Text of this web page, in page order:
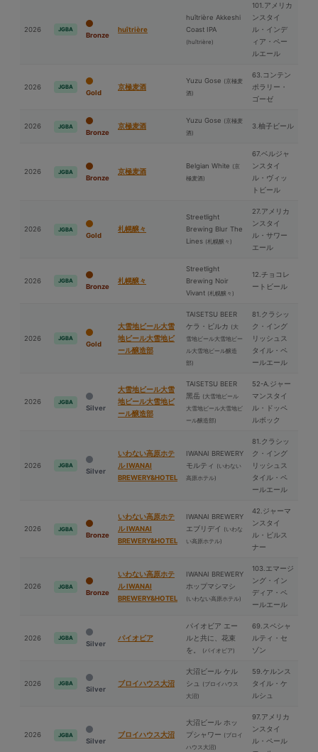
2026 JGBA
Bronze
huîtrière
huîtrière Akkeshi
Coast IPA
(huîtrière)
101.アメリカ
ンスタイ
ル・インデ
ィア・ペー
ルエール
2026 JGBA
Gold
京極⻨酒
Yuzu Gose (京極⻨
酒)
63.コンテン
ポラリー・
ゴーゼ
2026 JGBA
Bronze
京極⻨酒
Yuzu Gose (京極⻨
酒)
3.柚子ビール
2026 JGBA
Bronze
京極⻨酒
Belgian White (京
極⻨酒)
67.ベルジャ
ンスタイ
ル・ヴィッ
トビール
2026 JGBA
Gold
札幌醸々
Streetlight
Brewing Blur The
Lines (札幌醸々)
27.アメリカ
ンスタイ
ル・サワー
エール
2026 JGBA
Bronze
札幌醸々
Streetlight
Brewing Noir
Vivant (札幌醸々)
12.チョコレ
ートビール
2026 JGBA
Gold
⼤雪地ビール⼤雪
地ビール⼤雪地ビ
ール醸造部
TAISETSU BEER
ケラ・ピルカ (⼤
雪地ビール⼤雪地ビー
ル⼤雪地ビール醸造
部)
81.クラシッ
ク・イング
リッシュス
タイル・ペ
ールエール
2026 JGBA
Silver
⼤雪地ビール⼤雪
地ビール⼤雪地ビ
ール醸造部
TAISETSU BEER
⿊岳 (⼤雪地ビール
⼤雪地ビール⼤雪地ビ
ール醸造部)
52-A.ジャー
マンスタイ
ル・ドッペ
ルボック
2026 JGBA
Silver
いわない高原ホテ
ル IWANAI
BREWERY&HOTEL
IWANAI BREWERY
モルティ (いわない
高原ホテル)
81.クラシッ
ク・イング
リッシュス
タイル・ペ
ールエール
2026 JGBA
Bronze
いわない高原ホテ
ル IWANAI
BREWERY&HOTEL
IWANAI BREWERY
エブリデイ (いわな
い高原ホテル)
42.ジャーマ
ンスタイ
ル・ピルス
ナー
2026 JGBA
Bronze
いわない高原ホテ
ル IWANAI
BREWERY&HOTEL
IWANAI BREWERY
ホップマシマシ
(いわない高原ホテル)
103.エマージ
ング・イン
ディア・ペ
ールエール
2026 JGBA
Silver
パイオビア
パイオビア エー
ルと共に、花束
を。
(パイオビア)
69.スペシャ
ルティ・セ
ゾン
2026 JGBA
Silver
ブロイハウス⼤沼
⼤沼ビール ケル
シュ
(ブロイハウス
⼤沼)
59.ケルンス
タイル・ケ
ルシュ
2026 JGBA
Silver
ブロイハウス⼤沼
⼤沼ビール ホッ
プシャワー (ブロイ
ハウス⼤沼)
97.アメリカ
ンスタイ
ル・ペール